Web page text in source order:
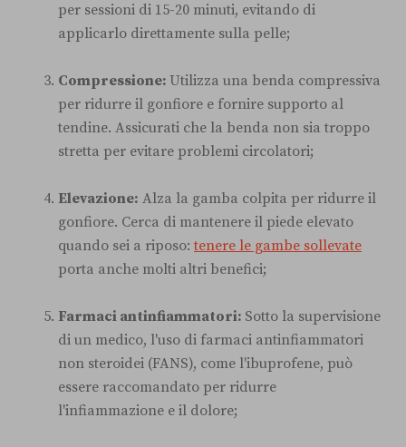
per sessioni di 15-20 minuti, evitando di
applicarlo direttamente sulla pelle;
Compressione: Utilizza una benda compressiva
per ridurre il gonfiore e fornire supporto al
tendine. Assicurati che la benda non sia troppo
stretta per evitare problemi circolatori;
Elevazione: Alza la gamba colpita per ridurre il
gonfiore. Cerca di mantenere il piede elevato
quando sei a riposo:tenere le gambe sollevate
porta anche molti altri benefici;
Farmaci antinfiammatori: Sotto la supervisione
di un medico, l'uso di farmaci antinfiammatori
non steroidei (FANS), come l'ibuprofene, può
essere raccomandato per ridurre
l'infiammazione e il dolore;